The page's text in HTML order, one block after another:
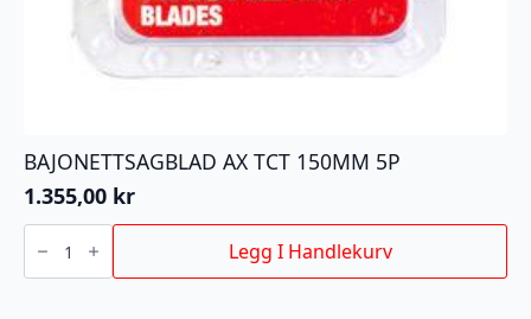
BAJONETTSAGBLAD AX TCT 150MM 5P
1.355,00 kr
BAJONETTSAGBLAD
AX
150MM
Legg I Handlekurv